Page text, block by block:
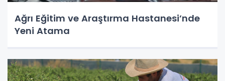
Ağrı Eğitim ve Araştırma Hastanesi’nde
Yeni Atama